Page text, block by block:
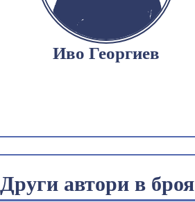
Иво Георгиев
Други автори в броя